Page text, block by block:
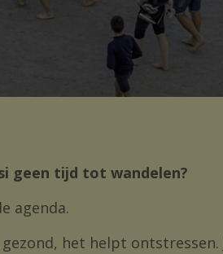
geen tijd tot wandelen?
agenda.
het helpt